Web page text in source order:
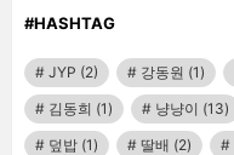
#HASHTAG
JYP (2) 강동원 (1)
김동희 (1) 냥냥이 (13)
덮밥 (1) 딸배 (2)